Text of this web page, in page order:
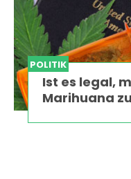
POLITIK
Ist es legal,
Marihuana